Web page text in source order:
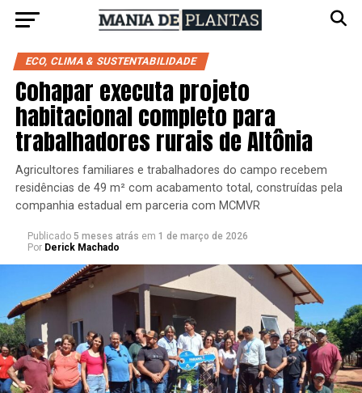
ECO, CLIMA & SUSTENTABILIDADE
Cohapar executa projeto
habitacional completo para
trabalhadores rurais de Altônia
Agricultores familiares e trabalhadores do campo recebem
residências de 49 m² com acabamento total, construídas pela
companhia estadual em parceria com MCMVR
Publicado 5 meses atrás em 1 de março de 2026
Por Derick Machado